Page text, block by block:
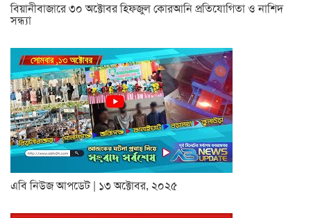
বিয়ানীবাজারে ৩০ অক্টোবর হিফজুল কোরআনি প্রতিযোগিতা ও নাশিদ
সন্ধ্যা
এবি নিউজ আপডেট | ১৩ অক্টোবর, ২০২৫